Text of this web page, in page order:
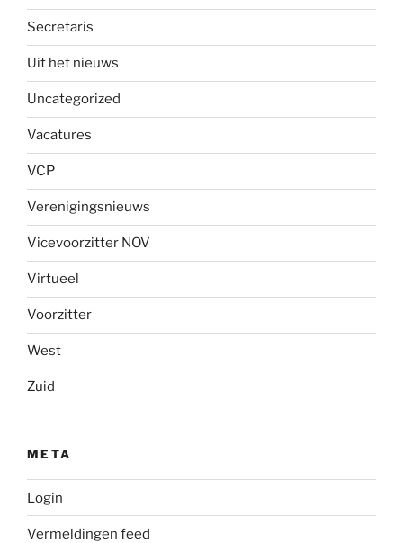
Secretaris
Uit het nieuws
Uncategorized
Vacatures
VCP
Verenigingsnieuws
Vicevoorzitter NOV
Virtueel
Voorzitter
West
Zuid
META
Login
Vermeldingen feed